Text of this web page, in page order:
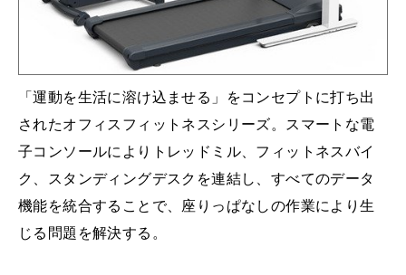
「運動を生活に溶け込ませる」をコンセプトに打ち出
されたオフィスフィットネスシリーズ。スマートな電
子コンソールによりトレッドミル、フィットネスバイ
ク、スタンディングデスクを連結し、すべてのデータ
機能を統合することで、座りっぱなしの作業により生
じる問題を解決する。